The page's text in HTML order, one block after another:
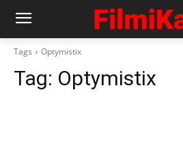
Tags Optymistix
Tag: Optymistix